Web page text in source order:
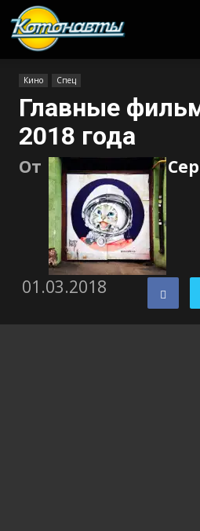
Кино Спец
Главные
2018 года
От
01.03.2018